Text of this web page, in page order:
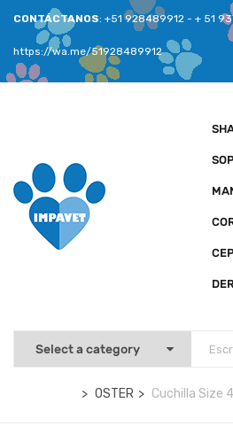
CONTÁCTANOS: +51 928489912 - + 51
https://wa.me/51928489912
OSTER
Cuchilla Size